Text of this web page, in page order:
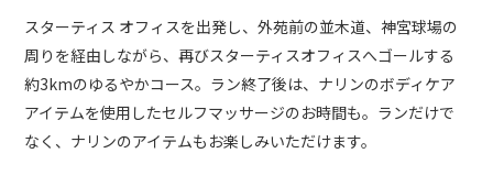
スターティス オフィスを出発し、外苑前の並木道、神宮球場の
周りを経由しながら、再びスターティスオフィスへゴールする
約3kmのゆるやかコース。ラン終了後は、ナリンのボディケア
アイテムを使用したセルフマッサージのお時間も。ランだけで
なく、ナリンのアイテムもお楽しみいただけます。